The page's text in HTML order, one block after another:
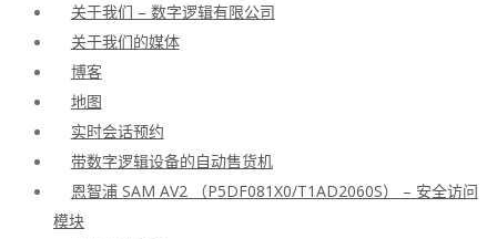
关于我们 – 数字逻辑有限公司
关于我们的媒体
博客
地图
实时会话预约
带数字逻辑设备的自动售货机
恩智浦 SAM AV2 （P5DF081X0/T1AD2060S） – 安全访问
模块